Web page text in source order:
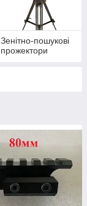
Зенітно-пошукові
прожектори